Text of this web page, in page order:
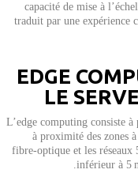
capacité de mise à
traduit par une expérience
EDGE
LE
L’edge computing consiste à
à proximité des zones
fibre‑optique et les
inférieur à 5